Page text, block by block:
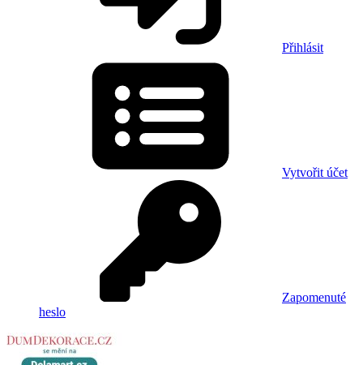
Přihlásit
Vytvořit účet
Zapomenuté
heslo